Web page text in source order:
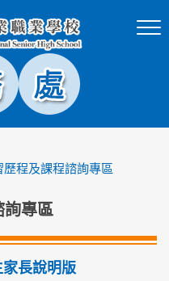
歷程及課程諮詢專區
詢專區
長說明版